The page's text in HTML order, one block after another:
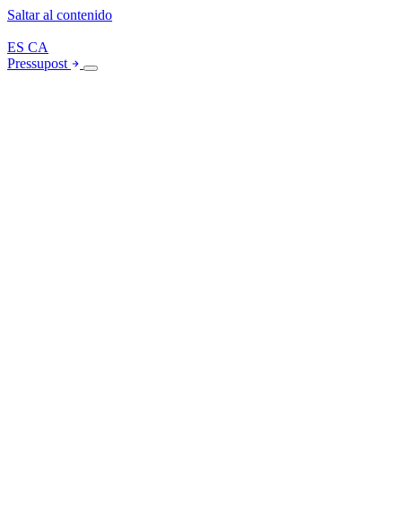
Saltar al contenido
ES CA
Pressupost